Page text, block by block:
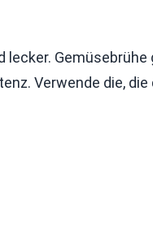
Verwende die,